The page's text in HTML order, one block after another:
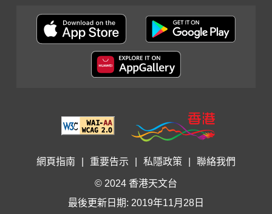
網頁指南 重要告示 私隱政策 聯絡我們
© 2024 香港天文台
最後更新日期: 2019年11月28日